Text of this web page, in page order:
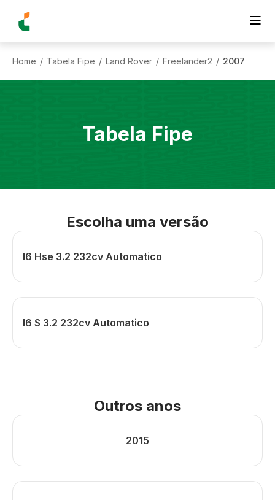
Home / Tabela Fipe / Land Rover / Freelander2 / 2007
Tabela Fipe
Escolha uma versão
I6 Hse 3.2 232cv Automatico
I6 S 3.2 232cv Automatico
Outros anos
2015